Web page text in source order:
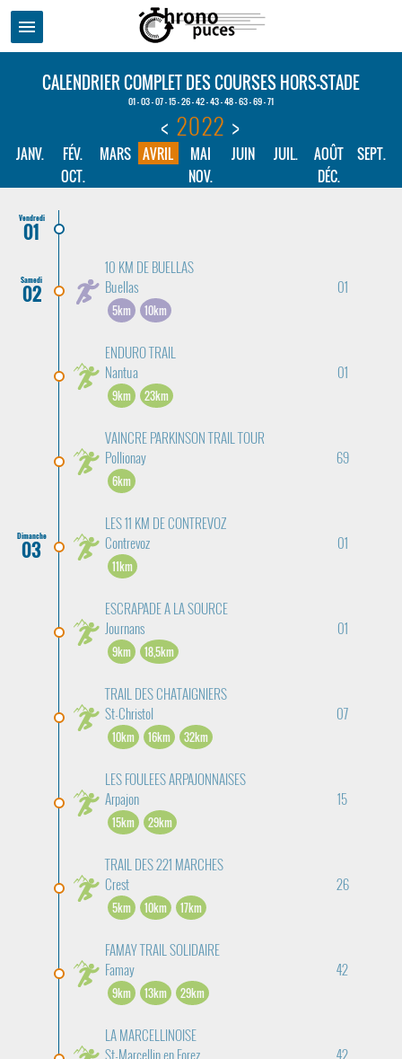
menu
CALENDRIER COMPLET DES COURSES HORS-STADE
01 - 03 - 07 - 15 - 26 - 42 - 43 - 48 - 63 - 69 - 71
< 2022 >
JANV. FÉV. MARS AVRIL MAI JUIN JUIL. AOÛT
SEPT.
OCT.
NOV. DÉC.
Vendredi
01
Samedi
02
10 KM DE BUELLAS
Buellas
01
5km 10km
ENDURO TRAIL
Nantua
01
9km 23km
VAINCRE PARKINSON TRAIL TOUR
Pollionay
69
6km
Dimanche
03
LES 11 KM DE CONTREVOZ
Contrevoz
01
11km
ESCRAPADE A LA SOURCE
Journans
01
9km 18,5km
TRAIL DES CHATAIGNIERS
St-Christol
07
10km 16km 32km
LES FOULEES ARPAJONNAISES
Arpajon
15
15km 29km
TRAIL DES 221 MARCHES
Crest
26
5km 10km 17km
FAMAY TRAIL SOLIDAIRE
Famay
42
9km 13km 29km
LA MARCELLINOISE
St-Marcellin en Forez
42